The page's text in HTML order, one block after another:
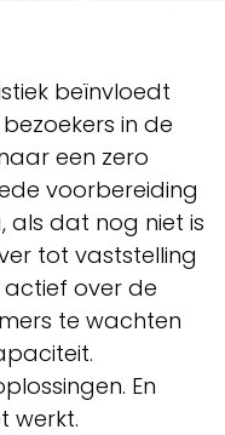
beïnvloedt
in de
een zero
voorbereiding
als dat nog niet is
tot vaststelling
over de
te wachten
En
werkt.